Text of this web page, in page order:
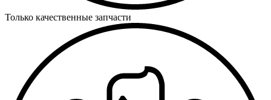
Только качественные запчасти